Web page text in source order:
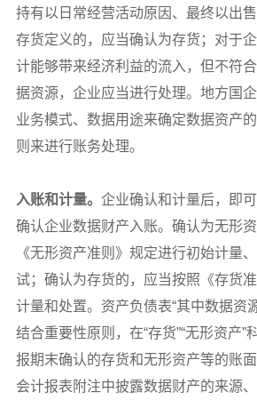
持有以日常经营活动原因、最终以出
存货定义的，应当确认为存货；对于
计能够带来经济利益的流入，但不符
据资源，企业应当进行处理。地方国
业务模式、数据用途来确定数据资产
则来进行账务处理。
入账和计量。 企业确认和计量后，即
确认企业数据财产入账。确认为无形
《无形资产准则》规定进行初始计量
试；确认为存货的，应当按照《存货
计量和处置。资产负债表“其中数据资
结合重要性原则，在“存货”“无形资产”
报期末确认的存货和无形资产等的账
会计报表附注中披露数据财产的来源、